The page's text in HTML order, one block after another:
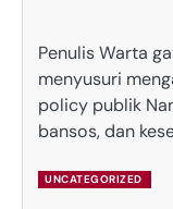
Penulis Warta
menyusuri
policy publik
bansos, dan
UNCATEGORIZED